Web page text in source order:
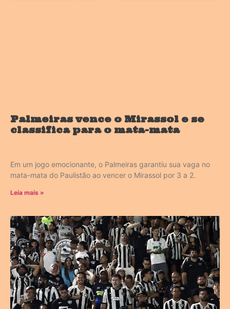
Palmeiras vence o Mirassol e se
classifica para o mata-mata
Em um jogo emocionante, o Palmeiras garantiu sua vaga no
mata-mata do Paulistão ao vencer o Mirassol por 3 a 2.
Leia mais »